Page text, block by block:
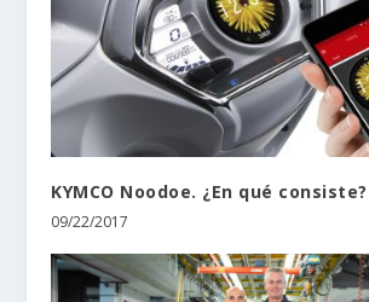
KYMCO Noodoe. ¿En qué consiste?
09/22/2017